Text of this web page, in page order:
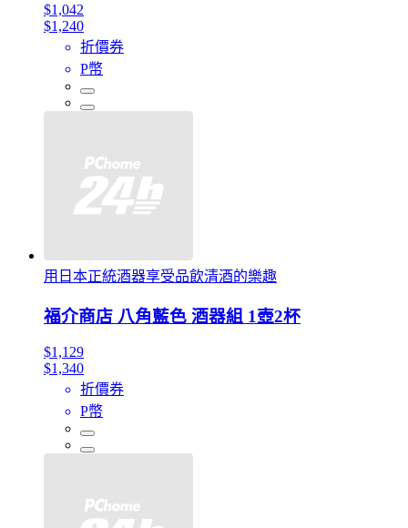
$1,042
$1,240
折價券
P幣
用日本正統酒器享受品飲清酒的樂趣
福介商店 八角藍色 酒器組 1壺2杯
$1,129
$1,340
折價券
P幣